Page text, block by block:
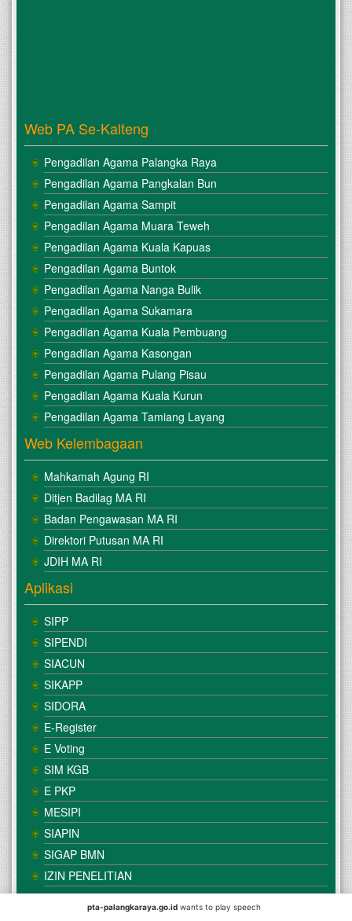
Web PA Se-Kalteng
Pengadilan Agama Palangka Raya
Pengadilan Agama Pangkalan Bun
Pengadilan Agama Sampit
Pengadilan Agama Muara Teweh
Pengadilan Agama Kuala Kapuas
Pengadilan Agama Buntok
Pengadilan Agama Nanga Bulik
Pengadilan Agama Sukamara
Pengadilan Agama Kuala Pembuang
Pengadilan Agama Kasongan
Pengadilan Agama Pulang Pisau
Pengadilan Agama Kuala Kurun
Pengadilan Agama Tamiang Layang
Web Kelembagaan
Mahkamah Agung RI
Ditjen Badilag MA RI
Badan Pengawasan MA RI
Direktori Putusan MA RI
JDIH MA RI
Aplikasi
SIPP
SIPENDI
SIACUN
SIKAPP
SIDORA
E-Register
E Voting
SIM KGB
E PKP
MESIPI
SIAPIN
SIGAP BMN
IZIN PENELITIAN
pta-palangkaraya.go.id wants to play speech